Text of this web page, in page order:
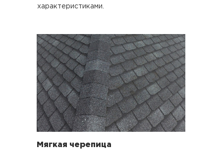
характеристиками.
Мягкая черепица